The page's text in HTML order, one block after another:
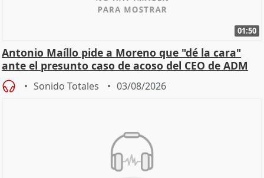
01:50
Antonio Maíllo pide a Moreno que "dé la cara"
ante el presunto caso de acoso del CEO de ADM
Sonido Totales 03/08/2026